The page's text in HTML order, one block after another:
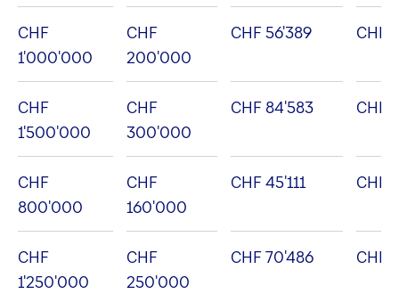
CHF
1'000'000
CHF
200'000
CHF 56'389 CHF
CHF
1'500'000
CHF
300'000
CHF 84'583 CHF
CHF
800'000
CHF
160'000
CHF 45'111 CHF
CHF
1'250'000
CHF
250'000
CHF 70'486 CHF